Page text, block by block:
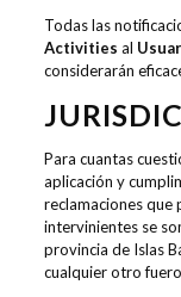
Todas las
Activities al
considerarán
Para cuantas
aplicación y
reclamaciones que
intervinientes se
provincia de Islas
cualquier otro